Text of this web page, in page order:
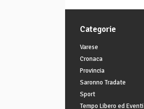
Categorie
Varese
Cronaca
Provincia
Saronno Tradate
Sport
Tempo Libero ed Eventi